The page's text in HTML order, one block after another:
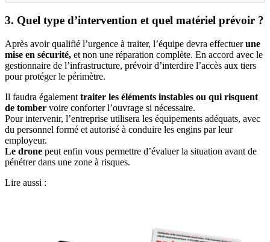
3. Quel type d’intervention et quel matériel prévoir ?
Après avoir qualifié l’urgence à traiter, l’équipe devra effectuerune
mise en sécurité, et non une réparation complète. En accord avec le
gestionnaire de l’infrastructure, prévoir d’interdire l’accès aux tiers
pour protéger le périmètre.
Il faudra également traiter les éléments instables ou qui risquent
de tomber voire conforter l’ouvrage si nécessaire.
Pour intervenir, l’entreprise utilisera les équipements adéquats, avec
du personnel formé et autorisé à conduire les engins par leur
employeur.
Le drone peut enfin vous permettre d’évaluer la situation avant de
pénétrer dans une zone à risques.
Lire aussi :